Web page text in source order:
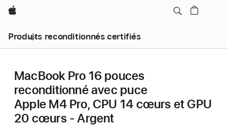
Apple
Produits reconditionnés certifiés
MacBook Pro 16 pouces
reconditionné avec puce
Apple M4 Pro, CPU 14 cœurs et GPU
20 cœurs - Argent